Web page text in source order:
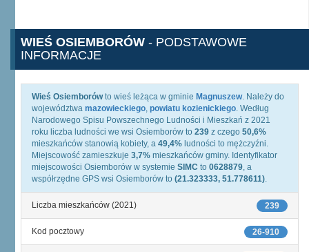
WIEŚ OSIEMBORÓW - PODSTAWOWE
INFORMACJE
Wieś Osiemborówto wieś leżąca w gminie Magnuszew. Należy do
województwa mazowieckiego, powiatu kozienickiego. Według
Narodowego Spisu Powszechnego Ludności i Mieszkań z 2021
roku liczba ludności we wsi Osiemborów to 239 z czego 50,6%
mieszkańców stanowią kobiety, a 49,4% ludności to mężczyźni.
Miejscowość zamieszkuje 3,7% mieszkańców gminy. Identyfikator
miejscowości Osiemborów w systemie SIMC to 0628879, a
współrzędne GPS wsi Osiemborów to (21.323333, 51.778611).
239
Liczba mieszkańców (2021)
26-910
Kod pocztowy